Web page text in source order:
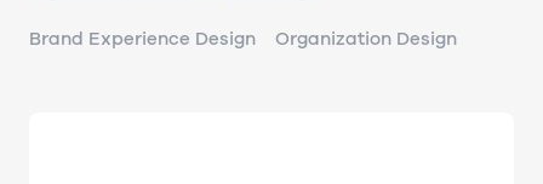
Brand Experience Design Organization Design